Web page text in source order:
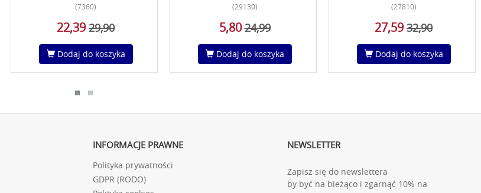
(7360)
22,39 29,90
Dodaj do koszyka
(29130)
5,80 24,99
Dodaj do koszyka
(27810)
27,59 32,90
Dodaj do koszyka
INFORMACJE PRAWNE
Polityka prywatności
GDPR (RODO)
NEWSLETTER
Zapisz się do newslettera
by być na bieżąco i zgarnąć 10% na